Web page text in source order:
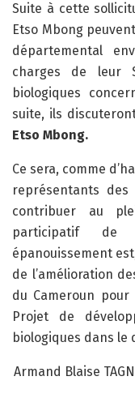
Suite à cette
Etso Mbong
départemental
charges de leur
biologiques
suite, ils
Etso Mbong.
Ce sera, comme
représentants
contribuer au
participatif de
épanouissement
de l’amélioration
du Cameroun
Projet de
biologiques dans le
Armand Blaise